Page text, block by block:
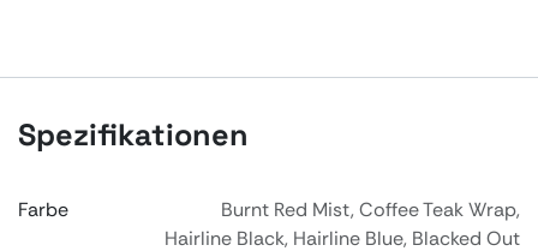
Spezifikationen
Farbe Burnt Red Mist,Coffee Teak Wrap,
Hairline Black, Hairline Blue, Blacked Out